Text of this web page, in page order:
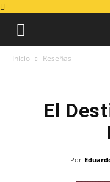
Inicio Reseñas
El
Por